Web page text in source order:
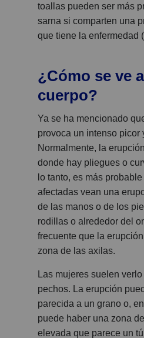
toallas pueden ser más
sarna si comparten una
que tiene la enfermedad
¿Cómo se ve
cuerpo?
Ya se ha mencionado
provoca un intenso picor
Normalmente, la
donde hay pliegues o
lo tanto, es más
afectadas vean una
de las manos o de los
rodillas o alrededor del
frecuente que la
zona de las axilas.
Las mujeres suelen
pechos. La erupción
parecida a un grano o,
puede haber una zona
elevada que parece un